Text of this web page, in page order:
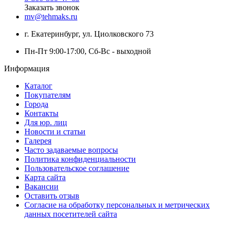
Заказать звонок
mv@tehmaks.ru
г. Екатеринбург, ул. Циолковского 73
Пн-Пт 9:00-17:00, Сб-Вс - выходной
Информация
Каталог
Покупателям
Города
Контакты
Для юр. лиц
Новости и статьи
Галерея
Часто задаваемые вопросы
Политика конфиденциальности
Пользовательское соглашение
Карта сайта
Вакансии
Оставить отзыв
Согласие на обработку персональных и метрических
данных посетителей сайта